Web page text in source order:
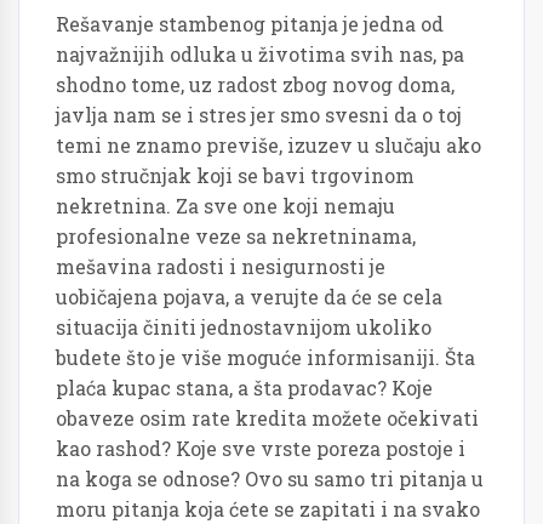
Rešavanje stambenog pitanja je jedna od
najvažnijih odluka u životima svih nas, pa
shodno tome, uz radost zbog novog doma,
javlja nam se i stres jer smo svesni da o toj
temi ne znamo previše, izuzev u slučaju ako
smo stručnjak koji se bavi trgovinom
nekretnina. Za sve one koji nemaju
profesionalne veze sa nekretninama,
mešavina radosti i nesigurnosti je
uobičajena pojava, a verujte da će se cela
situacija činiti jednostavnijom ukoliko
budete što je više moguće informisaniji. Šta
plaća kupac stana, a šta prodavac? Koje
obaveze osim rate kredita možete očekivati
kao rashod? Koje sve vrste poreza postoje i
na koga se odnose? Ovo su samo tri pitanja u
moru pitanja koja ćete se zapitati i na svako